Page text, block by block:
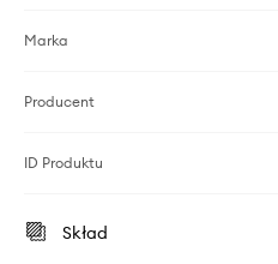
Marka
Producent
ID Produktu
Skład